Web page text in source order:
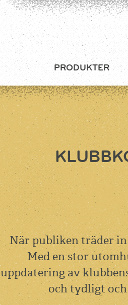
PRODUKTER
När publiken träder in
Med en stor
uppdatering av
och tydligt